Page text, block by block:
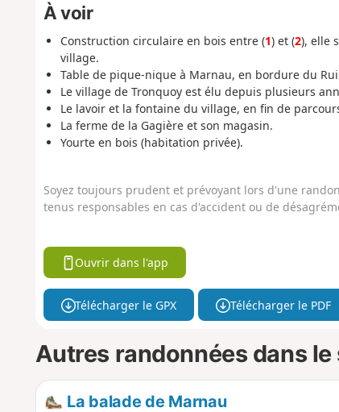
À voir
Construction circulaire en bois entre (1) et (2), elle
village.
Table de pique-nique à Marnau, en bordure du
Le village de Tronquoy est élu depuis plusieurs
Le lavoir et la fontaine du village, en fin de
La ferme de la Gagière et son magasin.
Yourte en bois (habitation privée).
Soyez toujours prudent et prévoyant lors d'une
tenus responsables en cas d'accident ou de
Ouvrir dans l'app
Télécharger le GPX Télécharger le PDF
Autres randonnées dans
La balade de Marnau